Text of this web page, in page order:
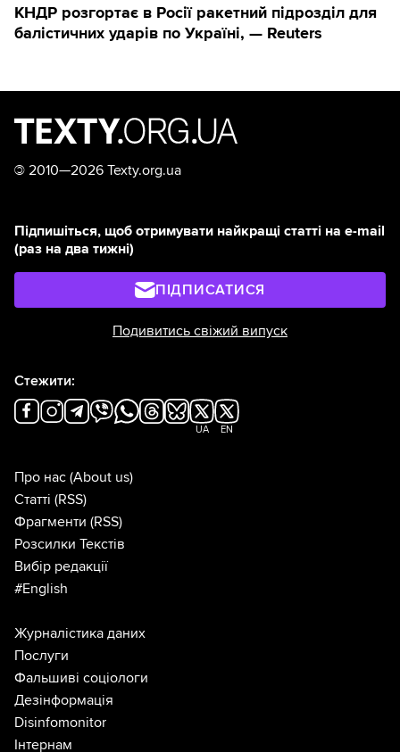
КНДР розгортає в Росії ракетний підрозділ для
балістичних ударів по Україні, — Reuters
© 2010—2026 Texty.org.ua
Підпишіться, щоб отримувати найкращі статті на e-mail
(раз на два тижні)
ПІДПИСАТИСЯ
Подивитись свіжий випуск
Стежити:
UA EN
Про нас (About us)
Статті (RSS)
Фрагменти (RSS)
Розсилки Текстів
Вибір редакції
#English
Журналістика даних
Послуги
Фальшиві соціологи
Дезінформація
Disinfomonitor
Інтернам